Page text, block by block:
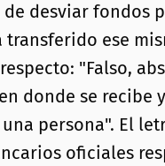
desviar
ese
"Falso,
donde se
persona". El
oficiales